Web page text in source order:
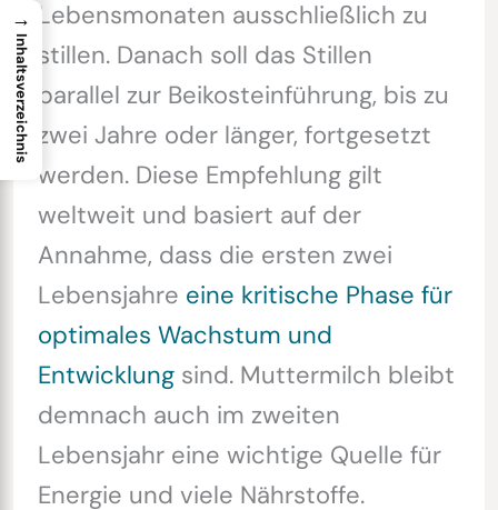
Lebensmonaten ausschließlich zu
stillen. Danach soll das Stillen
parallel zur Beikosteinführung, bis zu
zwei Jahre oder länger, fortgesetzt
werden. Diese Empfehlung gilt
weltweit und basiert auf der
Annahme, dass die ersten zwei
Lebensjahre eine kritische Phase für
optimales Wachstum und
Entwicklungsind. Muttermilch bleibt
demnach auch im zweiten
Lebensjahr eine wichtige Quelle für
Energie und viele Nährstoffe.
→
Inhaltsverzeichnis